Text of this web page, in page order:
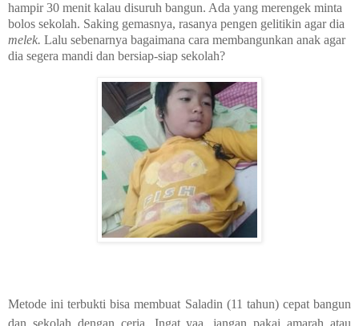
hampir 30 menit kalau disuruh bangun. Ada yang merengek minta
bolos sekolah. Saking gemasnya, rasanya pengen gelitikin agar dia
melek. Lalu sebenarnya bagaimana cara membangunkan anak agar
dia segera mandi dan bersiap-siap sekolah?
Metode ini terbukti bisa membuat Saladin (11 tahun) cepat bangun
dan sekolah dengan ceria. Ingat yaa, jangan pakai amarah atau